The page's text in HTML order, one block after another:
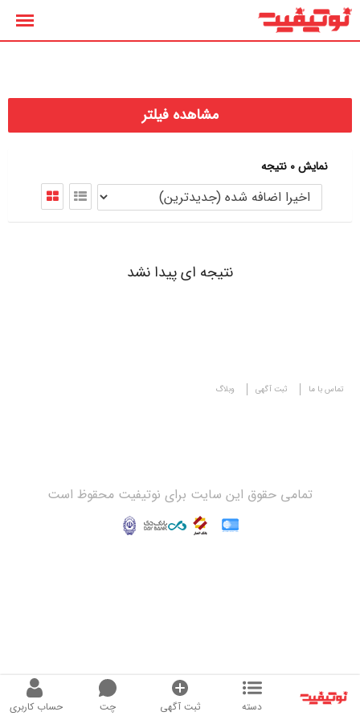
پرش
دسته ثبت آگهی چت حساب کاربری
مشاهده فیلتر
نمایش 0 نتیجه
نتیجه ای پیدا نشد
تماس با ما ثبت آگهی وبلاگ
تمامی حقوق این سایت برای نوتیفیت محقوظ است